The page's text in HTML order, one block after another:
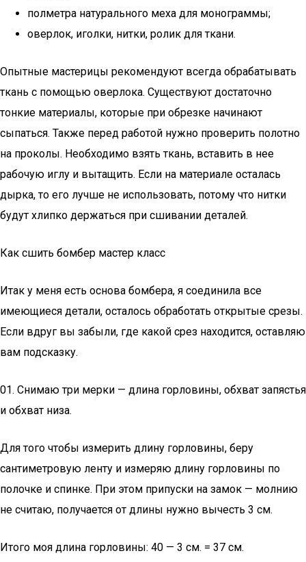
полметра натурального меха для монограммы;
оверлок, иголки, нитки, ролик для ткани.
Опытные мастерицы рекомендуют всегда обрабатывать
ткань с помощью оверлока. Существуют достаточно
тонкие материалы, которые при обрезке начинают
сыпаться. Также перед работой нужно проверить полотно
на проколы. Необходимо взять ткань, вставить в нее
рабочую иглу и вытащить. Если на материале осталась
дырка, то его лучше не использовать, потому что нитки
будут хлипко держаться при сшивании деталей.
Как сшить бомбер мастер класс
Итак у меня есть основа бомбера, я соединила все
имеющиеся детали, осталось обработать открытые срезы.
Если вдруг вы забыли, где какой срез находится, оставляю
вам подсказку.
01. Снимаю три мерки — длина горловины, обхват запястья
и обхват низа.
Для того чтобы измерить длину горловины, беру
сантиметровую ленту и измеряю длину горловины по
полочке и спинке. При этом припуски на замок — молнию
не считаю, получается от длины нужно вычесть 3 см.
Итого моя длина горловины: 40 — 3 см. = 37 см.